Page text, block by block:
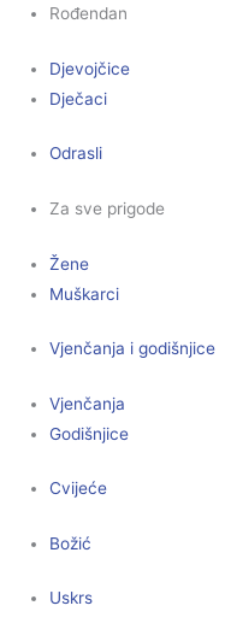
Rođendan
Djevojčice
Dječaci
Odrasli
Za sve prigode
Žene
Muškarci
Vjenčanja i godišnjice
Vjenčanja
Godišnjice
Cvijeće
Božić
Uskrs